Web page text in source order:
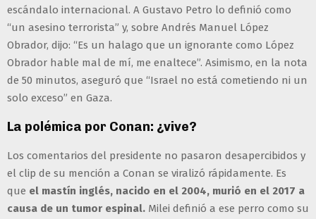
escándalo internacional. A Gustavo Petro lo definió como
“un asesino terrorista” y, sobre Andrés Manuel López
Obrador, dijo: “Es un halago que un ignorante como López
Obrador hable mal de mí, me enaltece”. Asimismo, en la nota
de 50 minutos, aseguró que “Israel no está cometiendo ni un
solo exceso” en Gaza.
La polémica por Conan: ¿vive?
Los comentarios del presidente no pasaron desapercibidos y
el clip de su mención a Conan se viralizó rápidamente. Es
que el mastín inglés, nacido en el 2004, murió en el 2017 a
causa de un tumor espinal. Milei definió a ese perro como su